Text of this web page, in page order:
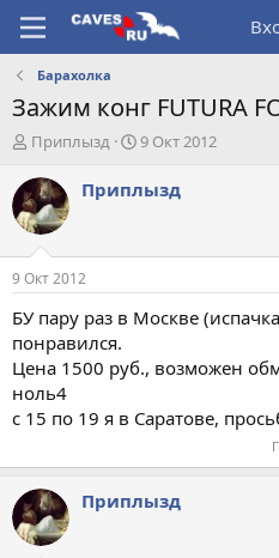
Барахолка
Зажим конг FUTURA
А
т
о
р
т
е
м
ы
Приплызд
Д
т
а
л
9 Окт 2012
Приплызд
9 Окт 2012
БУ пару раз в Москве
понравился.
Цена 1500 руб., возможен
ноль4
с 15 по 19 я в Саратове,
Приплызд